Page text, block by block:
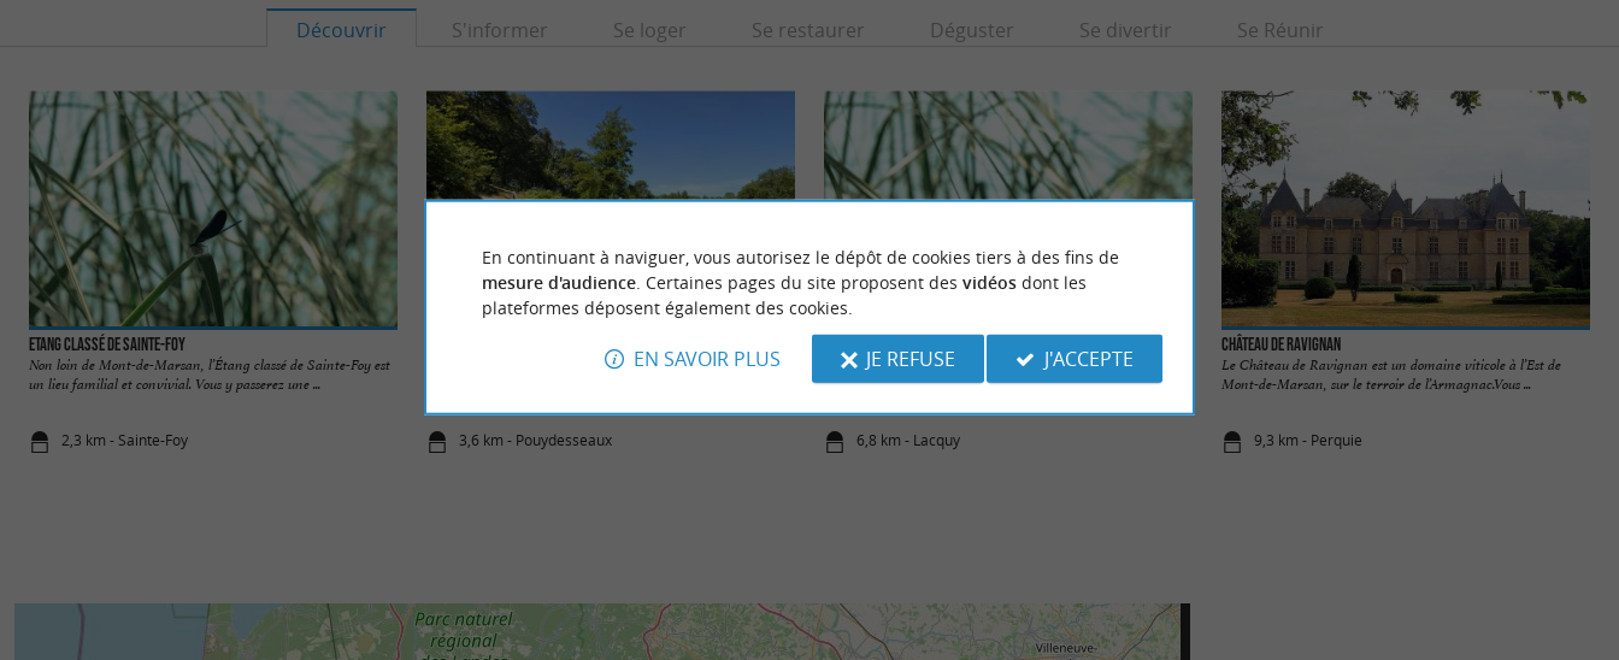
Découvrir S'informer Se loger Se restaurer Déguster Se divertir Se Réunir
Etang classé de Sainte-Foy
Non loin de Mont-de-Marsan, l’Étang classé de Sainte-Foy est
un lieu familial et convivial. Vous y passerez une ...
2,3 km - Sainte-Foy
Centre de Biodiversité Jean Rostand
Le Centre de Biodiversité Jean Rostand est un lieu d'échanges,
3,6 km - Pouydesseaux
Sur les terres de l’Armagnac, l’Étang du Lamond est un petit
plan d’eau, niché au cœur d’une forêt. Son ...
6,8 km - Lacquy
Château de Ravignan
Le Château de Ravignan est un domaine viticole à l’Est de
Mont-de-Marsan, sur le terroir de l’Armagnac.Vous ...
9,3 km - Perquie
En continuant à naviguer, vous autorisez le dépôt de cookies tiers à des fins de
mesure d'audience. Certaines pages du site proposent des vidéosdont les
plateformes déposent également des cookies.
EN SAVOIR PLUS JE REFUSE J'ACCEPTE